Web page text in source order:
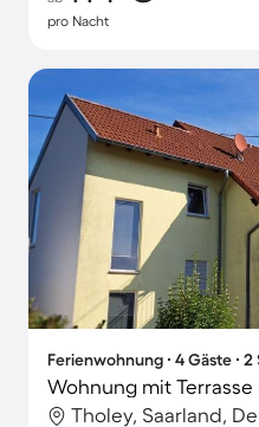
pro Nacht
Ferienwohnung ∙ 4 Gäste ∙
Wohnung mit
Tholey, Saarland,